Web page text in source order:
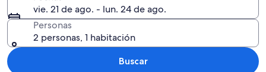
vie. 21 de ago. - lun. 24 de ago.
Personas
2 personas, 1 habitación
Buscar